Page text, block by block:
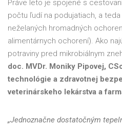
Práve leto je spojené s
počtu ľudí na podujatiach, a
neželaných hromadných
alimentárnych ochorení). Ako
potraviny pred mikrobiálnym
doc. MVDr. Moniky Pipovej,
technológie a zdravotnej
veterinárskeho lekárstva a
„Jednoznačne dostatočným